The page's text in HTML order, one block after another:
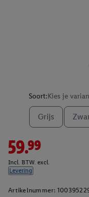
Soort:Kies je
Grijs
59.99
Incl. BTW. excl.
Levering
Artikelnummer: